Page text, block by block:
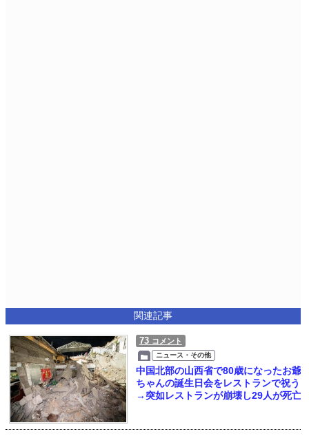
関連記事
73 コメント
ニュース・その他
中国北部の山西省で80歳になったお爺
ちゃんの誕生日会をレストランで祝う
→突如レストランが崩壊し29人が死亡